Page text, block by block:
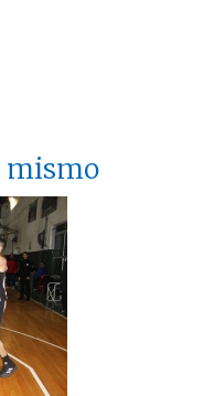
mismo